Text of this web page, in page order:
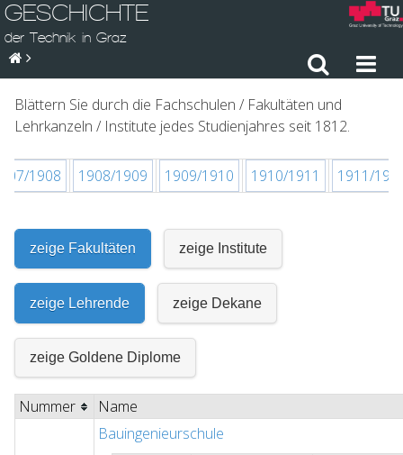
GESCHICHTE
der Technik in Graz
Blättern Sie durch die Fachschulen / Fakultäten und
Lehrkanzeln / Institute jedes Studienjahres seit 1812.
1908 1908/1909 1909/1910 1910/1911 1911/
zeige Fakultäten zeige Institute
zeige Lehrende zeige Dekane
zeige Goldene Diplome
Nummer
Name
Bauingenieurschule